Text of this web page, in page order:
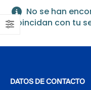
No se han
coincidan con tu
DATOS DE CONTACTO